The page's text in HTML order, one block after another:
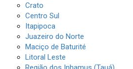
Crato
Centro Sul
Itapipoca
Juazeiro do Norte
Maciço de Baturité
Litoral Leste